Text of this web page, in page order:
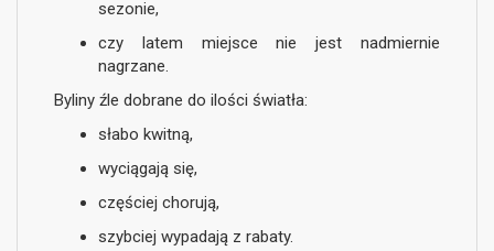
sezonie,
czy latem miejsce nie jest nadmiernie
nagrzane.
Byliny źle dobrane do ilości światła:
słabo kwitną,
wyciągają się,
częściej chorują,
szybciej wypadają z rabaty.